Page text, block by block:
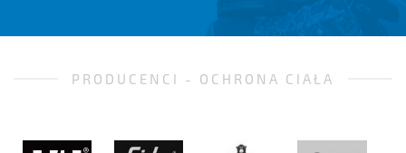
PRODUCENCI - OCHRONA CIAŁA